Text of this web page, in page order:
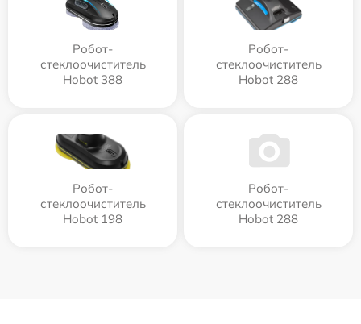
Робот-
стеклоочиститель
Hobot 388
Робот-
стеклоочиститель
Hobot 288
Робот-
стеклоочиститель
Hobot 198
Робот-
стеклоочиститель
Hobot 288